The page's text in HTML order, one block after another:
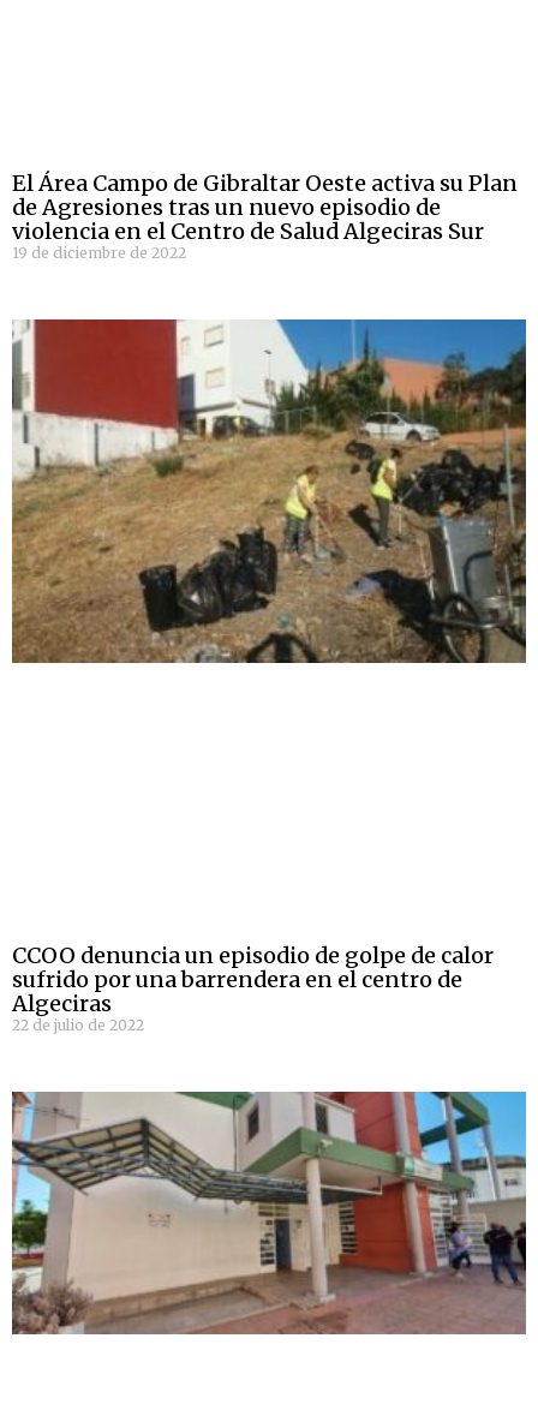
El Área Campo de Gibraltar Oeste activa su Plan
de Agresiones tras un nuevo episodio de
violencia en el Centro de Salud Algeciras Sur
19 de diciembre de 2022
CCOO denuncia un episodio de golpe de calor
sufrido por una barrendera en el centro de
Algeciras
22 de julio de 2022